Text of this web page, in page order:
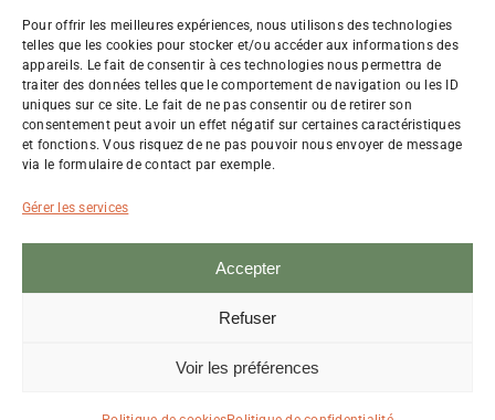
Pour offrir les meilleures expériences, nous utilisons des technologies
telles que les cookies pour stocker et/ou accéder aux informations des
appareils. Le fait de consentir à ces technologies nous permettra de
traiter des données telles que le comportement de navigation ou les ID
uniques sur ce site. Le fait de ne pas consentir ou de retirer son
consentement peut avoir un effet négatif sur certaines caractéristiques
et fonctions. Vous risquez de ne pas pouvoir nous envoyer de message
via le formulaire de contact par exemple.
Gérer les services
Accepter
Refuser
Voir les préférences
RDV en ligne
CGU–Cookies